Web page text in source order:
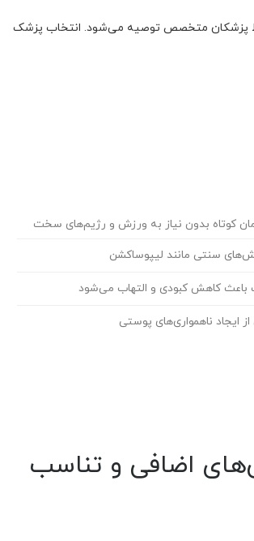
پزشکان متخصص توصیه می‌شود. انتخاب پزشک
کوتاه بدون نیاز به ورزش و رژیم‌های سخت
سنتی مانند لیپوساکشن
باعث کاهش کبودی و التهاب می‌شود
ایجاد ناهمواری‌های پوستی
اضافی و تناسب